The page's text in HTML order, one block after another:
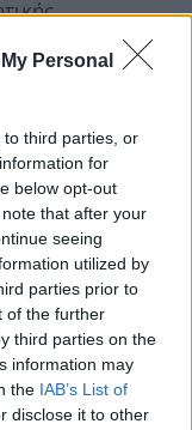
Personal
third parties, or
for
below opt-out
that after your
seeing
utilized by
parties prior to
of the further
third parties on the
information may
the IAB’s List of
disclose it to other
ο νόμος για τις
χιλιάδες
πληρώσουν τις
μαζικά σε